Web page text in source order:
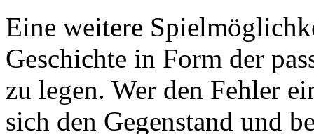
Eine weitere
Geschichte in Form der
zu legen. Wer den Fehler
sich den Gegenstand und